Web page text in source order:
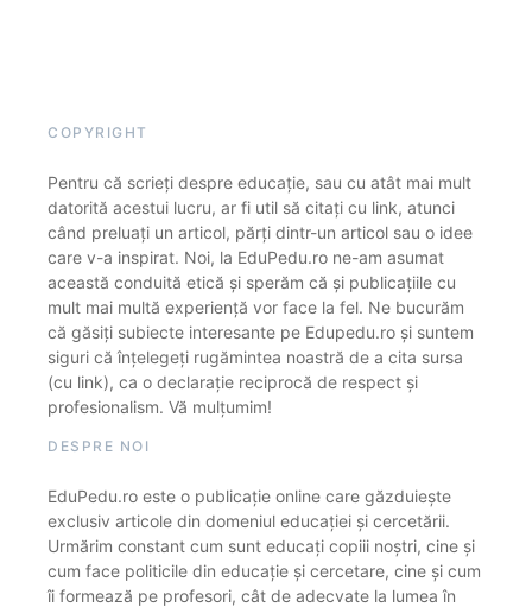
COPYRIGHT
Pentru că scrieți despre educație, sau cu atât mai mult
datorită acestui lucru, ar fi util să citați cu link, atunci
când preluați un articol, părți dintr-un articol sau o idee
care v-a inspirat. Noi, la EduPedu.ro ne-am asumat
această conduită etică și sperăm că și publicațiile cu
mult mai multă experiență vor face la fel. Ne bucurăm
că găsiți subiecte interesante pe Edupedu.ro și suntem
siguri că înțelegeți rugămintea noastră de a cita sursa
(cu link), ca o declarație reciprocă de respect și
profesionalism. Vă mulțumim!
DESPRE NOI
EduPedu.ro este o publicație online care găzduiește
exclusiv articole din domeniul educației și cercetării.
Urmărim constant cum sunt educați copiii noștri, cine și
cum face politicile din educație și cercetare, cine și cum
îi formează pe profesori, cât de adecvate la lumea în